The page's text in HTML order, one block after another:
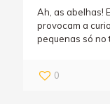
Ah, as abelhas!
provocam a
pequenas só no
0